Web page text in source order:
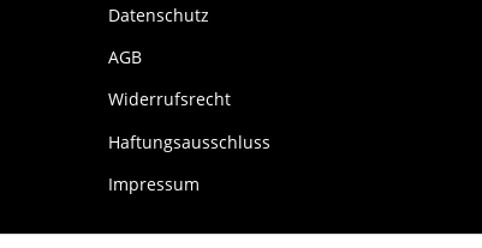
Datenschutz
AGB
Widerrufsrecht
Haftungsausschluss
Impressum